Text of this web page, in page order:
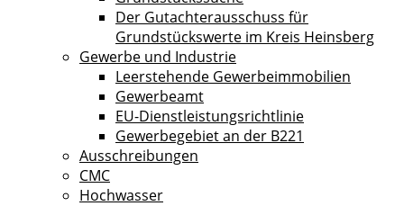
Der Gutachterausschuss für
Grundstückswerte im Kreis Heinsberg
Gewerbe und Industrie
Leerstehende Gewerbeimmobilien
Gewerbeamt
EU-Dienstleistungsrichtlinie
Gewerbegebiet an der B221
Ausschreibungen
CMC
Hochwasser